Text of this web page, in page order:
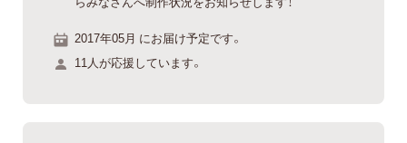
2017年05月 にお届け予定です。
11人が応援しています。